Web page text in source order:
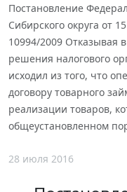
Постановление
Сибирского округа от
10994/2009 Отказывая
решения налогового
исходил из того, что
договору товарного
реализации товаров,
общеустановленном
28 июля 2016